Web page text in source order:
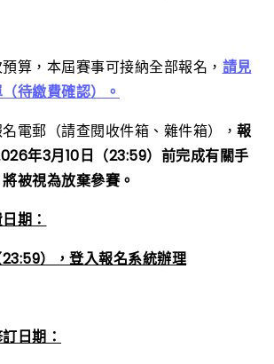
算，本屆賽事可接納全部報名， 請見
待繳費確認）。
電郵（請查閱收件箱、雜件箱）， 報
年3月10日（23:59）前完成有關手
被視為放棄參賽。
期：
），登入報名系統辦理
日期：